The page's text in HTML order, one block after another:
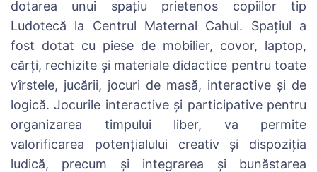
dotarea unui spațiu prietenos copiilor tip
Ludotecă la Centrul Maternal Cahul. Spațiul a
fost dotat cu piese de mobilier, covor, laptop,
cărți, rechizite și materiale didactice pentru toate
vîrstele, jucării, jocuri de masă, interactive și de
logică. Jocurile interactive și participative pentru
organizarea timpului liber, va permite
valorificarea potenţialului creativ şi dispoziţia
ludică, precum și integrarea și bunăstarea